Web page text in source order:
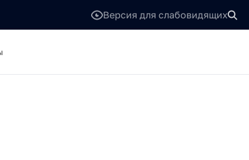
Версия для слабовидящих